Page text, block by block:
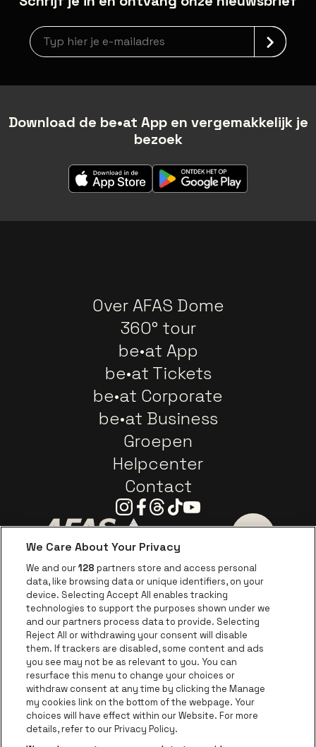
Nieuwsbrief aanmelding
Download de be•at App en vergemakkelijk je
bezoek
Over AFAS Dome
360° tour
be•at App
be•at Tickets
be•at Corporate
be•at Business
Groepen
Helpcenter
Contact
Instagram
Facebook
Threads
TiktokYoutube
Ga naar
Ga naar de website van Europcar
Ga naar de
Ga naar de website van Coca-Cola
Ga naar de website van
Ga naar de
Ga naar de website van Champagne
Ga naar de website
Ga naar de website van Het
Ga naar de
AFAS Dome is een deel van be•at
AFAS Dome
We Care About Your Privacy
We and our128 partners store and access personal
data, like browsing data or unique identifiers, on your
device. Selecting Accept All enables tracking
technologies to support the purposes shown under we
and our partners process data to provide. Selecting
Reject All or withdrawing your consent will disable
them. If trackers are disabled, some content and ads
you see may not be as relevant to you. You can
resurface this menu to change your choices or
withdraw consent at any time by clicking the Manage
my cookies link on the bottom of the webpage. Your
choices will have effect within our Website. For more
details, refer to our Privacy Policy.